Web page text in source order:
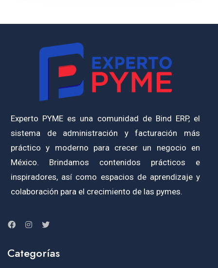
Experto PYME es una comunidad de Bind ERP, el
sistema de administración y facturación más
práctico y moderno para crecer un negocio en
México. Brindamos contenidos prácticos e
inspiradores, así como espacios de aprendizaje y
colaboración para el crecimiento de las pymes.
Categorías